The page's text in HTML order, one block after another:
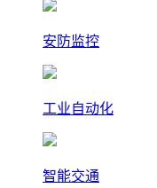
安防监控
工业自动化
智能交通